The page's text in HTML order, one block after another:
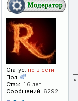
Статус: не в сети
Пол:
Стаж: 16 лет
Сообщений: 6292
•